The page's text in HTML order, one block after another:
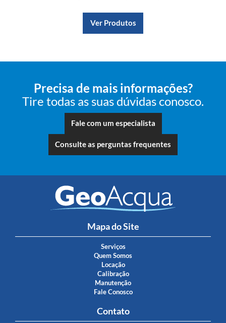
Ver Produtos
Precisa de mais informações?
Tire todas as suas dúvidas conosco.
Fale com um especialista
Consulte as perguntas frequentes
Mapa do Site
Serviços
Quem Somos
Locação
Calibração
Manutenção
Fale Conosco
Contato